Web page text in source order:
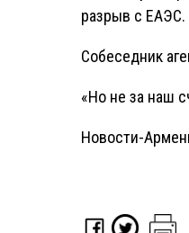
разрыв с ЕАЭС.
Собеседник
«Но не за наш
Новости-